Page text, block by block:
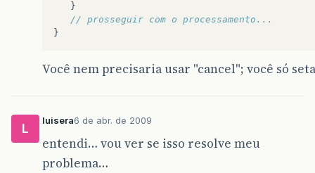
}
// prosseguir com o processamento...
}
Você nem precisaria usar "cancel"; você só
L
luisera6 de abr. de 2009
entendi… vou ver se isso resolve meu
problema…